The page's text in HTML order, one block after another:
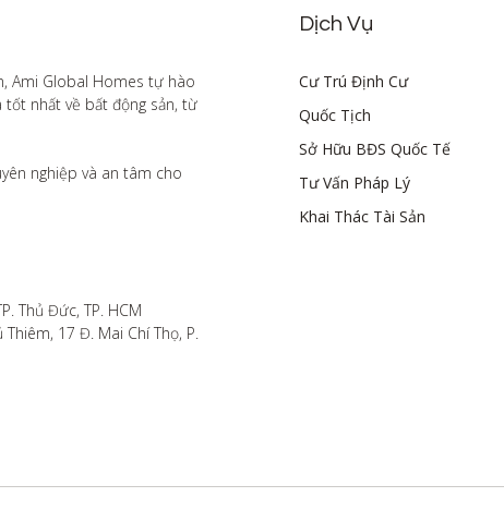
Ami Global Homes tự hào
nhất về bất động sản, từ
nghiệp và an tâm cho
Thủ Đức, TP. HCM
17 Đ. Mai Chí Thọ, P.
Dịch Vụ
Cư Trú Định Cư
Quốc Tịch
Sở Hữu BĐS Quốc Tế
Tư Vấn Pháp Lý
Khai Thác Tài Sản